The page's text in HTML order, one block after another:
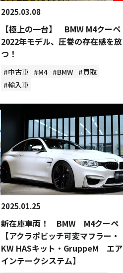
2025.03.08
【極上の一台】 BMW M4クーペ
2022年モデル、圧巻の存在感を放
つ！
#中古車 #M4 #BMW #買取
#輸入車
2025.01.25
新在庫車両！ BMW M4クーペ
【アクラポビッチ可変マフラー・
KW HASキット・GruppeM エア
インテークシステム】